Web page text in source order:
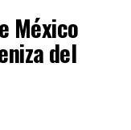
México
del